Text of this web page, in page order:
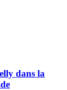
dans la